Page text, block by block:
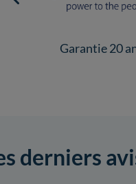
Garantie 20
derniers